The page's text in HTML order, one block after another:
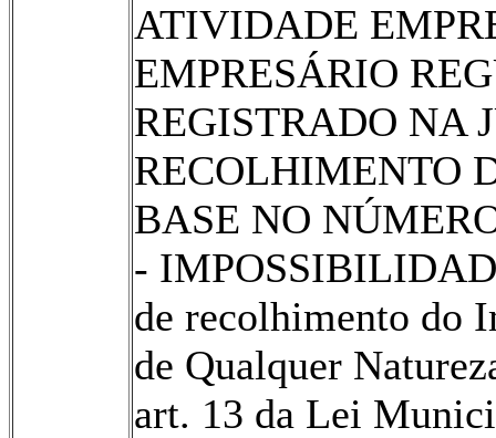
ATIVIDADE
EMPRE­SÁRIO
REGISTRADO NA
RECOLHIMENTO
BASE NO
-
de recolhimento do
de Qualquer
art. 13 da Lei